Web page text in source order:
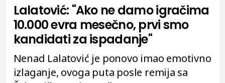
Lalatović: "Ako ne damo igračima
10.000 evra mesečno, prvi smo
kandidati za ispadanje"
Nenad Lalatović je ponovo imao emotivno
izlaganje, ovoga puta posle remija sa